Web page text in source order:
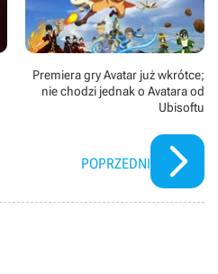
Premiera gry Avatar już wkrótce;
nie chodzi jednak o Avatara od
Ubisoftu
POPRZEDNI